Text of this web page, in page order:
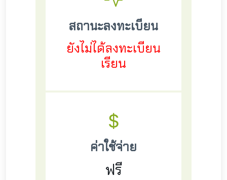
สถานะลงทะเบียน
ยังไม่ได้ลงทะเบียน
เรียน
ค่าใช้จ่าย
ฟรี